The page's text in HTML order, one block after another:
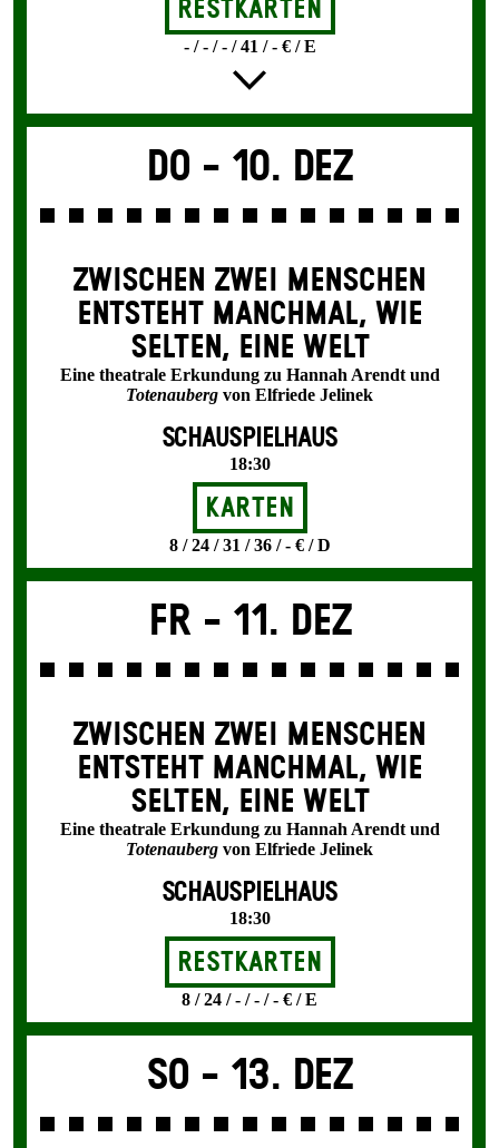
Restkarten
- / - / - / 41 / - € / E
Do - 10. Dez
ZWISCHEN ZWEI MENSCHEN
ENT­STEHT MANCH­MAL, WIE
SELTEN, EINE WELT
Eine theatrale Erkundung zu Hannah Arendt und
Totenauberg von Elfriede Jelinek
SCHAUSPIELHAUS
18:30
Karten
8 / 24 / 31 / 36 / - € / D
Fr - 11. Dez
ZWISCHEN ZWEI MENSCHEN
ENT­STEHT MANCH­MAL, WIE
SELTEN, EINE WELT
Eine theatrale Erkundung zu Hannah Arendt und
Totenauberg von Elfriede Jelinek
SCHAUSPIELHAUS
18:30
Restkarten
8 / 24 / - / - / - € / E
So - 13. Dez